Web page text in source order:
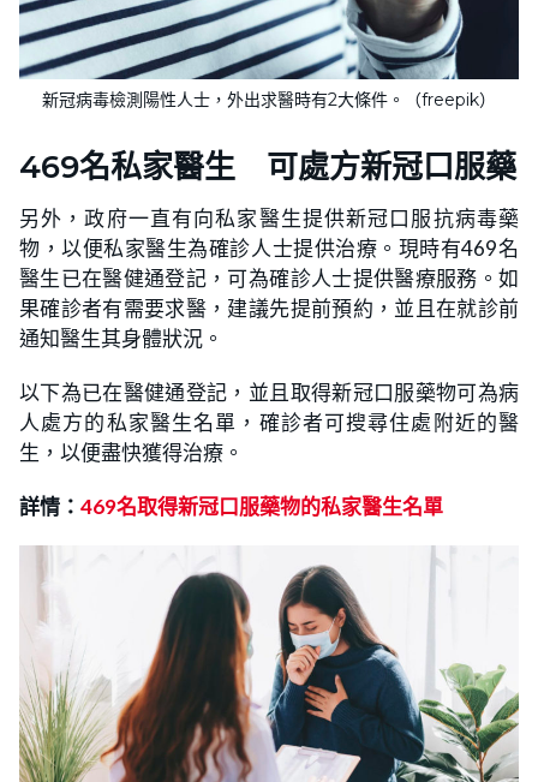
新冠病毒檢測陽性人士，外出求醫時有2大條件。（freepik）
469名私家醫生 可處方新冠口服藥
另外，政府一直有向私家醫生提供新冠口服抗病毒藥
物，以便私家醫生為確診人士提供治療。現時有469名
醫生已在醫健通登記，可為確診人士提供醫療服務。如
果確診者有需要求醫，建議先提前預約，並且在就診前
通知醫生其身體狀況。
以下為已在醫健通登記，並且取得新冠口服藥物可為病
人處方的私家醫生名單，確診者可搜尋住處附近的醫
生，以便盡快獲得治療。
詳情： 469名取得新冠口服藥物的私家醫生名單